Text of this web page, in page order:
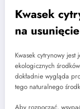
Kwasek
na
Kwasek cytrynowy
ekologicznych
dokładnie wygląda
tego naturalnego
Aby rozpocząć,